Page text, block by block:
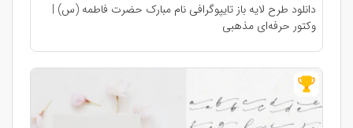
دانلود طرح لایه باز تایپوگرافی نام مبارک حضرت فاطمه (س) |
وکتور حرفه‌ای مذهبی